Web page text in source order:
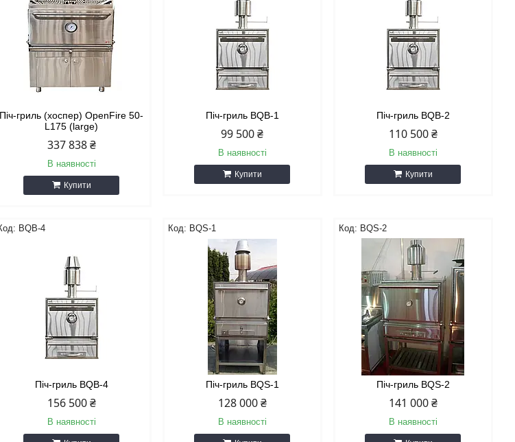
Піч-гриль (хоспер) OpenFire 50-
L175 (large)
337 838 ₴
В наявності
Купити
Піч-гриль BQB-1
99 500 ₴
В наявності
Купити
Піч-гриль BQB-2
110 500 ₴
В наявності
Купити
BQB-4
Піч-гриль BQB-4
156 500 ₴
В наявності
BQS-1
Піч-гриль BQS-1
128 000 ₴
В наявності
BQS-2
Піч-гриль BQS-2
141 000 ₴
В наявності